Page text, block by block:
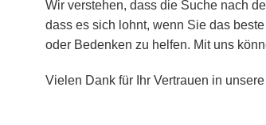
Wir verstehen, dass die Suche nach
dass es sich lohnt, wenn Sie das
oder Bedenken zu helfen. Mit uns
Vielen Dank für Ihr Vertrauen in